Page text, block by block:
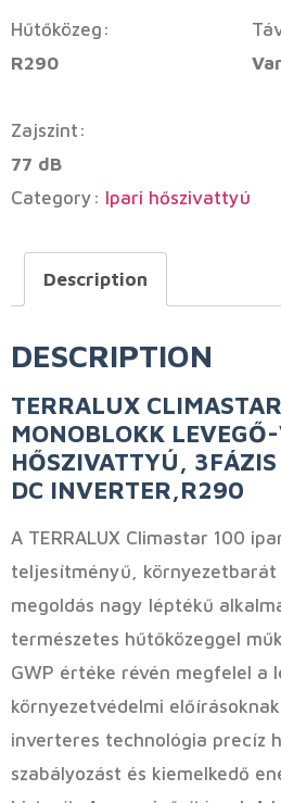
Hűtőközeg:
R290
Zajszint:
77 dB
Category: Ipari hőszivattyú
Description
DESCRIPTION
TERRALUX
MONOBLOKK
HŐSZIVATTYÚ,
DC INVERTER,R290
A TERRALUX Climastar 100
teljesítményű,
megoldás nagy léptékű
természetes hűtőközeggel
GWP értéke révén megfelel a
környezetvédelmi
inverteres technológia precíz
szabályozást és kiemelkedő